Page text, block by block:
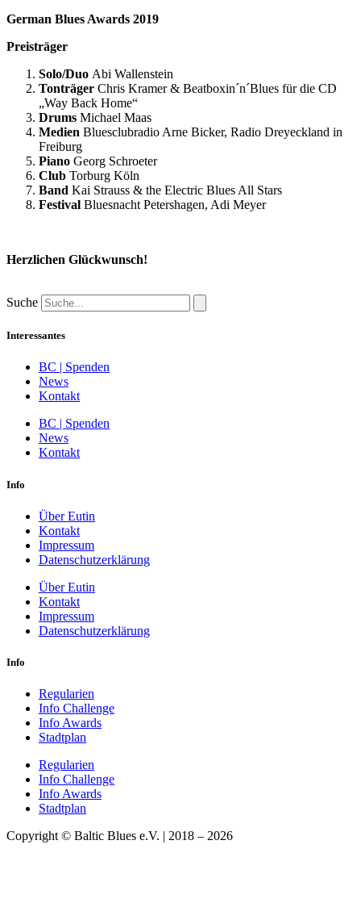
German Blues Awards 2019
Preisträger
Solo/Duo Abi Wallenstein
Tonträger Chris Kramer & Beatboxin´n´Blues für die CD
„Way Back Home“
Drums Michael Maas
Medien Bluesclubradio Arne Bicker, Radio Dreyeckland in
Freiburg
Piano Georg Schroeter
Club Torburg Köln
Band Kai Strauss & the Electric Blues All Stars
Festival Bluesnacht Petershagen, Adi Meyer
Herzlichen Glückwunsch!
Suche
Interessantes
BC | Spenden
News
Kontakt
BC | Spenden
News
Kontakt
Info
Über Eutin
Kontakt
Impressum
Datenschutzerklärung
Über Eutin
Kontakt
Impressum
Datenschutzerklärung
Info
Regularien
Info Challenge
Info Awards
Stadtplan
Regularien
Info Challenge
Info Awards
Stadtplan
Copyright © Baltic Blues e.V. | 2018 – 2026